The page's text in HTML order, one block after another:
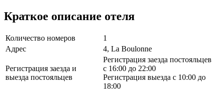
Краткое описание отеля
Количество номеров
1
Адрес
4, La Boulonne
Регистрация заезда и
выезда постояльцев
Регистрация заезда постояльцев
с 16:00 до 22:00
Регистрация выезда с 10:00 до
18:00